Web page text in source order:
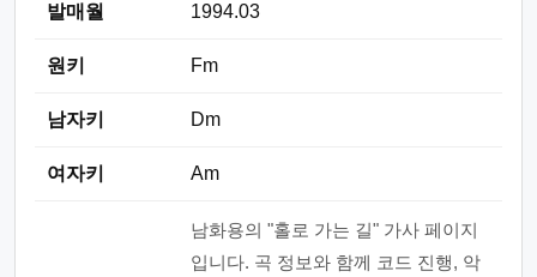
발매월 1994.03
원키 Fm
남자키 Dm
여자키 Am
남화용의 "홀로 가는 길" 가사 페이지
입니다. 곡 정보와 함께 코드 진행, 악